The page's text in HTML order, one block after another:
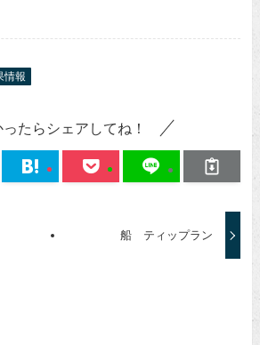
情報
ったらシェアしてね！
船 ティップラン